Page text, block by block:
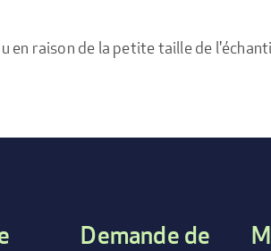
en raison de la petite taille de
Demande de